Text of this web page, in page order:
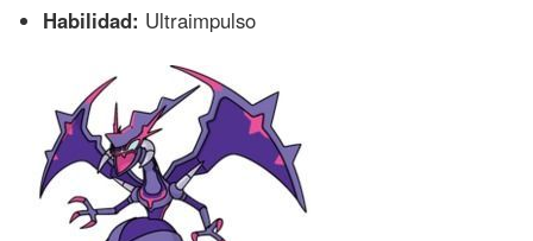
Habilidad: Ultraimpulso